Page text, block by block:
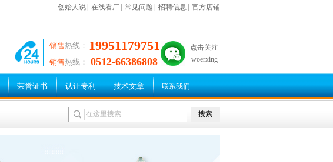
创始人说 在线看厂 常见问题 招聘信息 官方店铺
点击关注
woerxing
销售热线： 19951179751
销售热线： 0512-66386808
荣誉证书 认证专利 技术文章 联系我们
搜索